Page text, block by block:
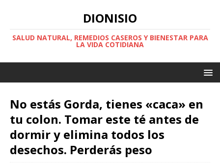
DIONISIO
SALUD NATURAL, REMEDIOS CASEROS Y BIENESTAR PARA
LA VIDA COTIDIANA
No estás Gorda, tienes «caca» en
tu colon. Tomar este té antes de
dormir y elimina todos los
desechos. Perderás peso